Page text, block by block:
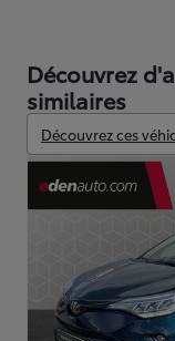
Découvrez
similaires
Découvrez ces